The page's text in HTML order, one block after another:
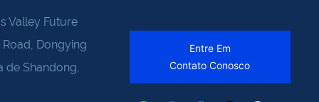
Valley Future
Dongying
de Shandong,
Entre Em
Contato Conosco